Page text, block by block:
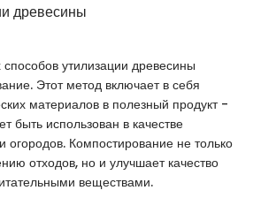
древесины
утилизации древесины
Этот метод включает в себя
материалов в полезный продукт -
быть использован в качестве
огородов. Компостирование не только
отходов, но и улучшает качество
веществами.